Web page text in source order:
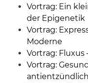
Vortrag: Ein
der Epigenetik
Vortrag:
Moderne
Vortrag: Fluxus
Vortrag: